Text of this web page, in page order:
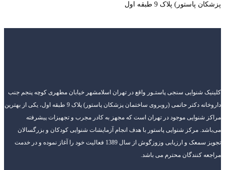
پزشکان پاستور) پلاک 9 طبقه اول
کلینیک شنوایی سنجی پاستـور واقع در تهران اسلامشهر خیابان مطهری کوچه پنجم جنب
داروخانه دکتر حاتمی (روبروی ساختمان پزشکان پاستور) پلاک 9 طبقه اول، یکی از بهترین
مراکز شنوایی موجود در تهران است که مجهز به کادر مجرب و تجهیزات پیشرفته
می‌باشد. مرکز شنوایی پاستور با هدف انجام آزمایشات شنوایی کودکان و بزرگسالان
تجویز سمعک و ارزیابی وزوزگوش از سال 1389 فعالیت خود را آغاز نموده و در خدمت
مراجعه کنندگان محترم می باشد.